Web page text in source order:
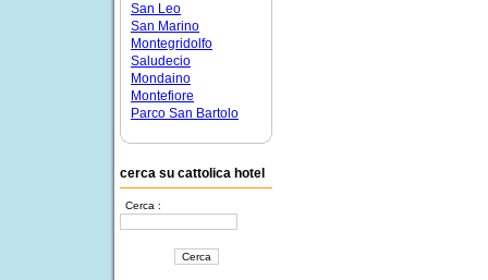
San Leo
San Marino
Montegridolfo
Saludecio
Mondaino
Montefiore
Parco San Bartolo
cerca su cattolica hotel
Cerca :